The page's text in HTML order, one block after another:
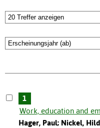
1
Work, education and
Hager, Paul; Nickel,